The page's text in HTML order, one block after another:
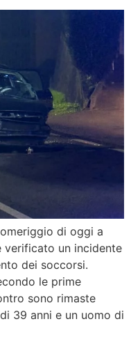
di oggi a
verificato un incidente
dei soccorsi.
le prime
sono rimaste
39 anni e un uomo di